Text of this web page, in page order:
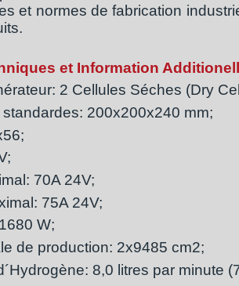
et normes de fabrication
et Information
2 Cellules Séches (Dry
200x200x240 mm;
70A 24V;
75A 24V;
W;
de production: 2x9485 cm2;
8,0 litres par minute